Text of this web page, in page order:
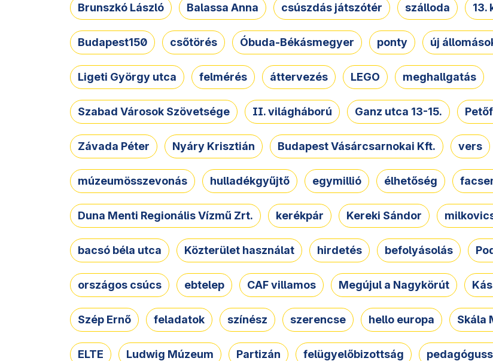
Brunszkó László Balassa Anna csúszdás játszótér szálloda 13.
Budapest150 csőtörés Óbuda-Békásmegyer ponty új
Ligeti György utca felmérés áttervezés LEGO meghallgatás
Szabad Városok Szövetsége II. világháború Ganz utca 13-15.
Závada Péter Nyáry Krisztián Budapest Vásárcsarnokai Kft. vers
múzeumösszevonás hulladékgyűjtő egymillió élhetőség
Duna Menti Regionális Vízmű Zrt. kerékpár Kereki Sándor
bacsó béla utca Közterület használat hirdetés befolyásolás
országos csúcs ebtelep CAF villamos Megújul a Nagykörút
Szép Ernő feladatok színész szerencse hello europa Skála
ELTE Ludwig Múzeum Partizán felügyelőbizottság